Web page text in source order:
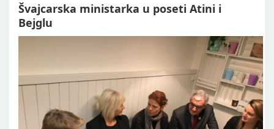
Švajcarska ministarka u poseti Atini i
Bejglu